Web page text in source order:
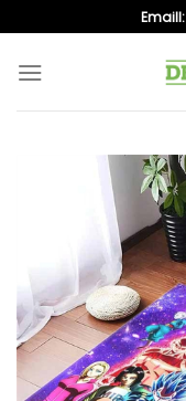
to
content
Emaill: